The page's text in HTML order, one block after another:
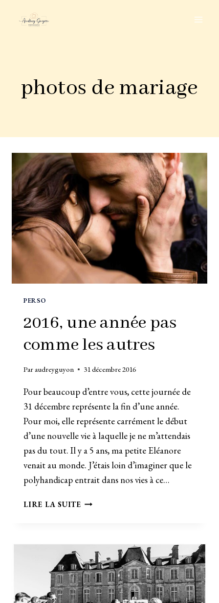
photos de mariage
PERSO
2016, une année pas
comme les autres
Paraudreyguyon 31 décembre 2016
Pour beaucoup d’entre vous, cette journée de
31 décembre représente la fin d’une année.
Pour moi, elle représente carrément le début
d’une nouvelle vie à laquelle je ne m’attendais
pas du tout. Il y a 5 ans, ma petite Eléanore
venait au monde. J’étais loin d’imaginer que le
polyhandicap entrait dans nos vies à ce…
LIRE LA SUITE2016,
COMME
LES
AUTRES